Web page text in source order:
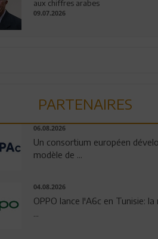
aux chiffres arabes
09.07.2026
PARTENAIRES
06.08.2026
Un consortium européen
modèle de ...
04.08.2026
OPPO lance l'A6c en Tunisie: la
...